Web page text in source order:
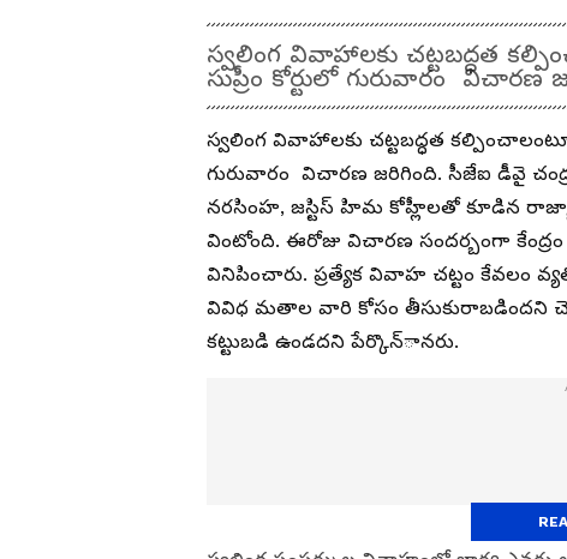
స్వలింగ వివాహాలకు చట్టబద్ధత
సుప్రీం కోర్టులో గురువారం విచారణ
స్వలింగ వివాహాలకు చట్టబద్ధత కల్పించాలంటూ
గురువారం విచారణ జరిగింది. సీజేఐ డీవై
నరసింహ, జస్టిస్ హిమ కోహ్లీలతో కూడిన
వింటోంది. ఈరోజు విచారణ సందర్బంగా
వినిపించారు. ప్రత్యేక వివాహ చట్టం కేవలం
వివిధ మతాల వారి కోసం తీసుకురాబడిందని
కట్టుబడి ఉండదని పేర్కొన్ానరు.